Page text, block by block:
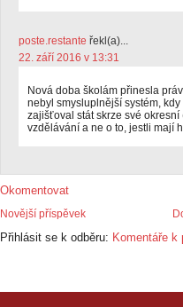
poste.restante řekl(a)...
22. září 2016 v 13:31
Nová doba školám přinesla
nebyl smysluplnější systém,
zajišťoval stát skrze své
vzdělávání a ne o to, jestli mají
Okomentovat
Novější příspěvek
Přihlásit se k odběru: Komentáře k